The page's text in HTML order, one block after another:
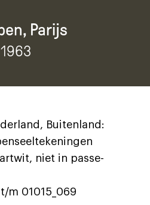
Parijs
Buitenland:
niet in passe-
m 01015_069